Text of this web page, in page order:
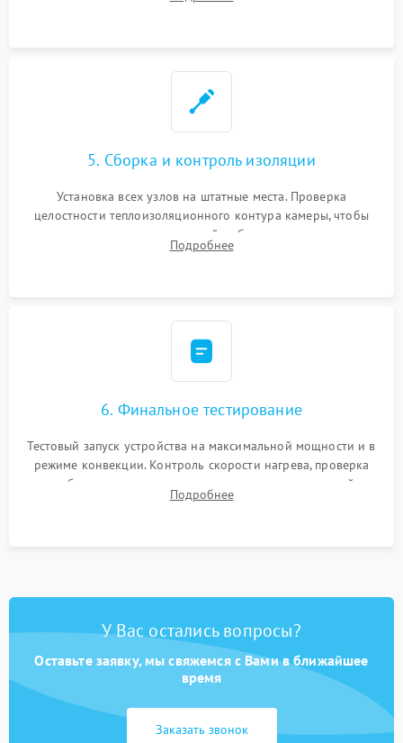
выгоревших реле, восстановление контактов и замена
5. Сборка и контроль изоляции
Установка всех узлов на штатные места. Проверка
целостности теплоизоляционного контура камеры, чтобы
исключить перегрев кухонной мебели и потерю тепла.
Надежная фиксация клемм и сборка корпуса шкафа.
Подробнее
6. Финальное тестирование
Тестовый запуск устройства на максимальной мощности и в
режиме конвекции. Контроль скорости нагрева, проверка
срабатывания термостата при достижении заданной
температуры и тест на отсутствие утечек тока.
Подробнее
У Вас остались вопросы?
Оставьте заявку, мы свяжемся с Вами в ближайшее
время
Заказать звонок